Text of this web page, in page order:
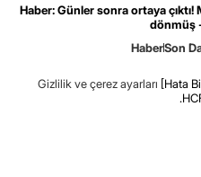
Haber: Günler sonra ortaya
dönmüş
HaberSon
Gizlilik ve çerez ayarları [Hata